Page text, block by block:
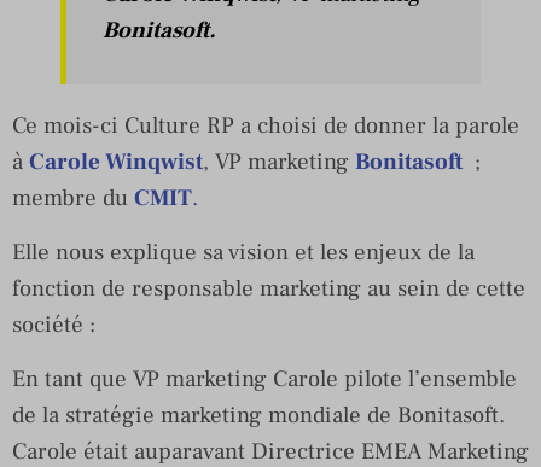
Bonitasoft.
Ce mois-ci Culture RP a choisi de donner la parole
à Carole Winqwist, VP marketing Bonitasoft;
membre du CMIT.
Elle nous explique sa vision et les enjeux de la
fonction de responsable marketing au sein de cette
société :
En tant que VP marketing Carole pilote l’ensemble
de la stratégie marketing mondiale de Bonitasoft.
Carole était auparavant Directrice EMEA Marketing